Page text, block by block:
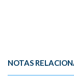
NOTAS